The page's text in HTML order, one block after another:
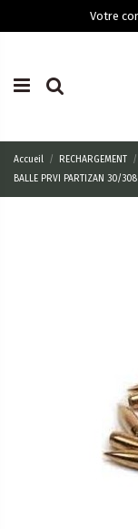
Votre
Accueil RECHARGEMENT
BALLE PRVI PARTIZAN 30/